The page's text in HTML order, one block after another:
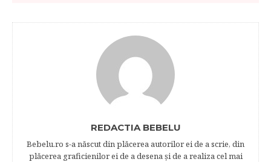
REDACTIA BEBELU
Bebelu.ro s-a născut din plăcerea autorilor ei de a scrie, din
plăcerea graficienilor ei de a desena şi de a realiza cel mai